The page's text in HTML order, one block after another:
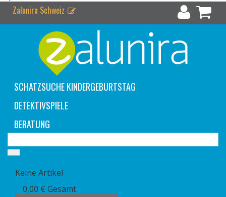
Zalunira Schweiz
SCHATZSUCHE KINDERGEBURTSTAG
DETEKTIVSPIELE
BERATUNG
Keine Artikel
0,00 € Gesamt